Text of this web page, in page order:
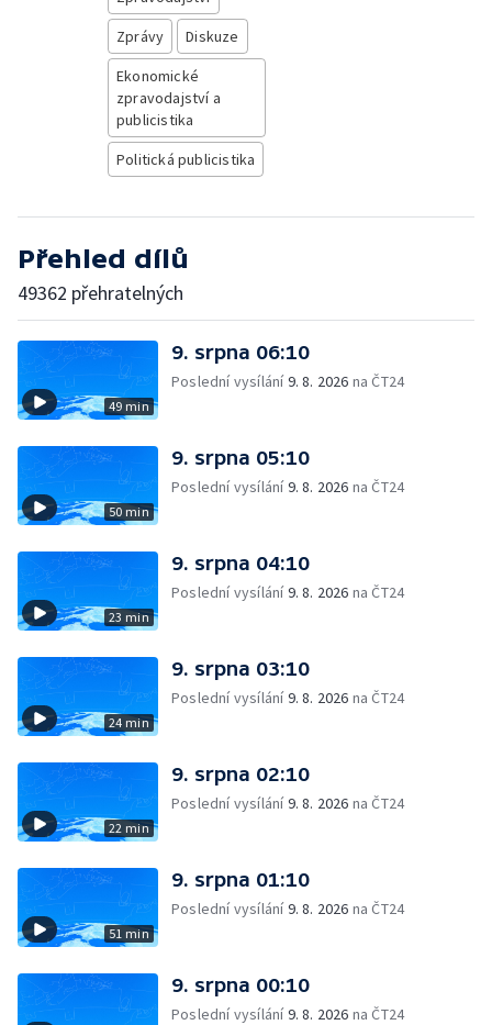
Zprávy
Diskuze
Ekonomické
zpravodajství a
publicistika
Politická publicistika
Přehled dílů
49362 přehratelných
49 min
9. srpna 06:10
Poslední vysílání9. 8. 2026 na ČT24
50 min
9. srpna 05:10
Poslední vysílání9. 8. 2026 na ČT24
23 min
9. srpna 04:10
Poslední vysílání9. 8. 2026 na ČT24
24 min
9. srpna 03:10
Poslední vysílání9. 8. 2026 na ČT24
22 min
9. srpna 02:10
Poslední vysílání9. 8. 2026 na ČT24
51 min
9. srpna 01:10
Poslední vysílání9. 8. 2026 na ČT24
9. srpna 00:10
Poslední vysílání9. 8. 2026 na ČT24